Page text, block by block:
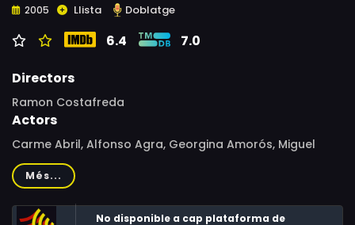
2005 Llista Doblatge
6.4 7.0
Directors
Ramon Costafreda
Actors
Carme Abril, Alfonso Agra, Georgina Amorós, Miguel
Borines, Mónica Camaño, Núria Gago
Més...
No disponible a cap plataforma de